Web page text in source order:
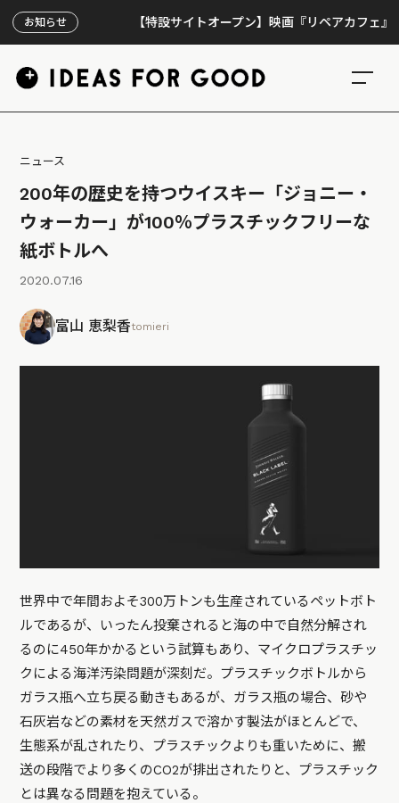
お知らせ 【特設サイトオープン】映画『リペアカフェ』、上映
ニュース
200年の歴史を持つウイスキー「ジョニー・
ウォーカー」が100％プラスチックフリーな
紙ボトルへ
2020.07.16
富山 恵梨香tomieri
世界中で年間およそ300万トンも生産されているペットボト
ルであるが、いったん投棄されると海の中で自然分解され
るのに450年かかるという試算もあり、マイクロプラスチッ
クによる海洋汚染問題が深刻だ。プラスチックボトルから
ガラス瓶へ立ち戻る動きもあるが、ガラス瓶の場合、砂や
石灰岩などの素材を天然ガスで溶かす製法がほとんどで、
生態系が乱されたり、プラスチックよりも重いために、搬
送の段階でより多くのCO2が排出されたりと、プラスチック
とは異なる問題を抱えている。